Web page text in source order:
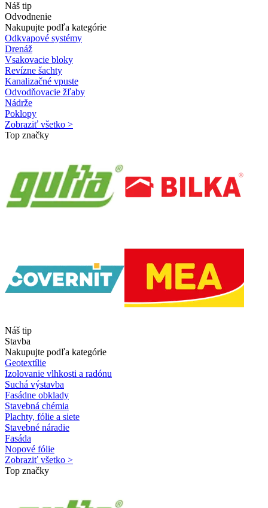
Náš tip
Odvodnenie
Nakupujte podľa kategórie
Odkvapové systémy
Drenáž
Vsakovacie bloky
Revízne šachty
Kanalizačné vpuste
Odvodňovacie žľaby
Nádrže
Poklopy
Zobraziť všetko >
Top značky
Náš tip
Stavba
Nakupujte podľa kategórie
Geotextílie
Izolovanie vlhkosti a radónu
Suchá výstavba
Fasádne obklady
Stavebná chémia
Plachty, fólie a siete
Stavebné náradie
Fasáda
Nopové fólie
Zobraziť všetko >
Top značky